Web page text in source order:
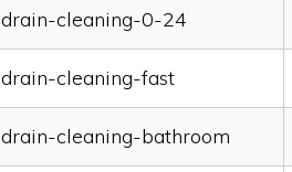
drain-cleaning-0-24
drain-cleaning-fast
drain-cleaning-bathroom